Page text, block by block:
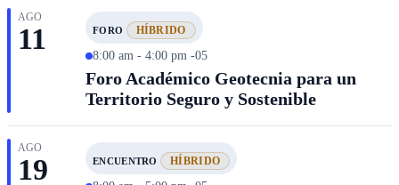
AGO
11 FORO HÍBRIDO
8:00 am - 4:00 pm -05
Foro Académico Geotecnia para un
Territorio Seguro y Sostenible
AGO
19 ENCUENTRO HÍBRIDO